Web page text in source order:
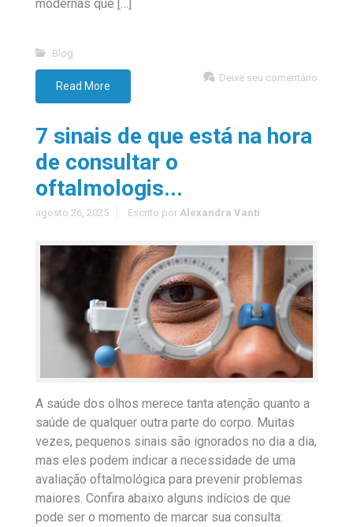
modernas que […]
Blog
Read More
Deixe seu comentário
7 sinais de que está na hora
de consultar o
oftalmologis...
agosto 26, 2025 Escrito por Alexandra Vanti
A saúde dos olhos merece tanta atenção quanto a
saúde de qualquer outra parte do corpo. Muitas
vezes, pequenos sinais são ignorados no dia a dia,
mas eles podem indicar a necessidade de uma
avaliação oftalmológica para prevenir problemas
maiores. Confira abaixo alguns indícios de que
pode ser o momento de marcar sua consulta: